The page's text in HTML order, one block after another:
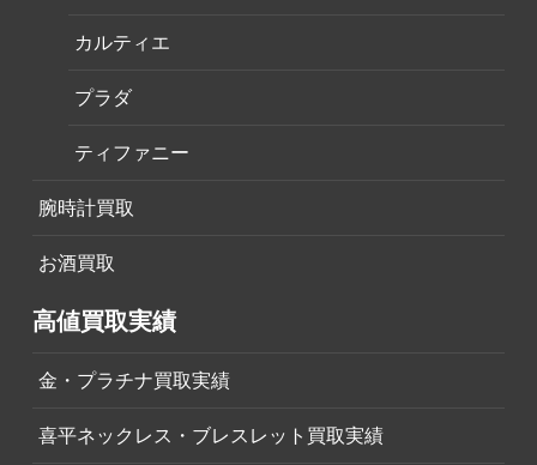
カルティエ
プラダ
ティファニー
腕時計買取
お酒買取
高値買取実績
金・プラチナ買取実績
喜平ネックレス・ブレスレット買取実績